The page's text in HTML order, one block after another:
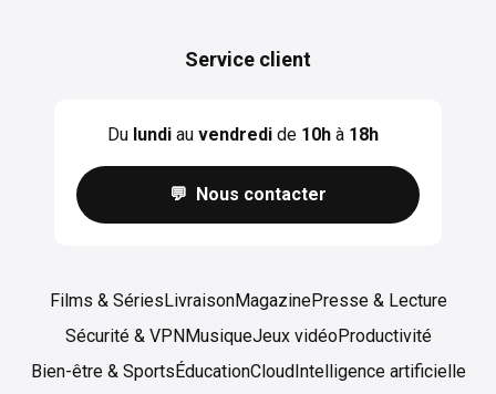
Service client
Du lundiau vendredide 10hà 18h
💬 Nous contacter
Films & SériesLivraisonMagazinePresse & Lecture
Sécurité & VPNMusiqueJeux vidéoProductivité
Bien-être & SportsÉducationCloudIntelligence artificielle